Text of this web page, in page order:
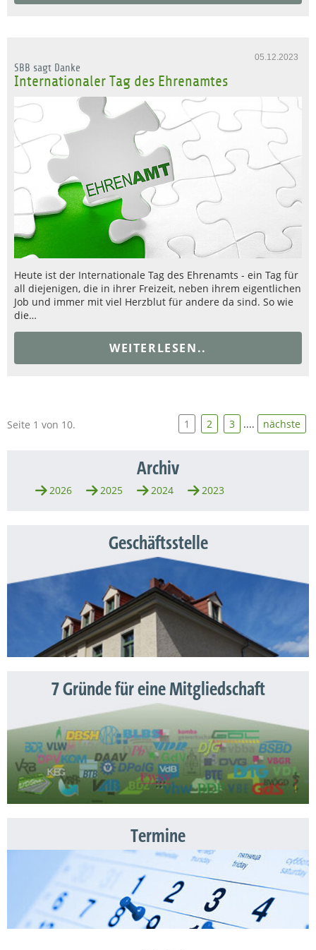
05.12.2023
SBB sagt Danke
Internationaler Tag des Ehrenamtes
Heute ist der Internationale Tag des Ehrenamts - ein Tag für
all diejenigen, die in ihrer Freizeit, neben ihrem eigentlichen
Job und immer mit viel Herzblut für andere da sind. So wie
die…
WEITERLESEN..
Seite 1 von 10. 1 2 3 .... nächste
Archiv
2026 2025 2024 2023
Geschäftsstelle
7 Gründe für eine Mitgliedschaft
Termine